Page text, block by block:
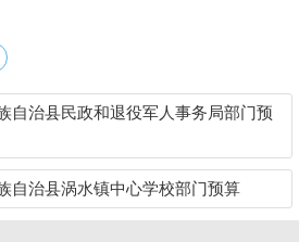
自治县民政和退役军人事务局部门预
自治县涡水镇中心学校部门预算